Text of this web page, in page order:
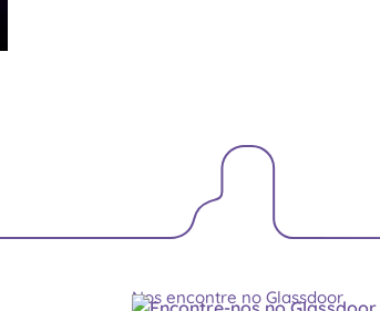
Nos encontre no Glassdoor